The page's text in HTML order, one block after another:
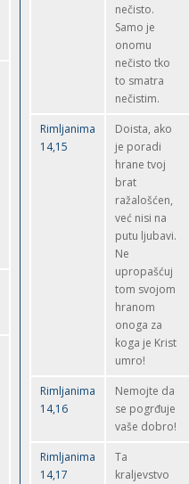
nečisto.
Samo je
onomu
nečisto tko
to smatra
nečistim.
Rimljanima
14,15
Doista, ako
je poradi
hrane tvoj
brat
ražalošćen,
već nisi na
putu ljubavi.
Ne
upropašćuj
tom svojom
hranom
onoga za
koga je Krist
umro!
Rimljanima
14,16
Nemojte da
se pogrđuje
vaše dobro!
Rimljanima
14,17
Ta
kraljevstvo